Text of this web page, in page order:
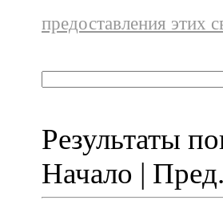
предоставления этих
Результаты
Начало |